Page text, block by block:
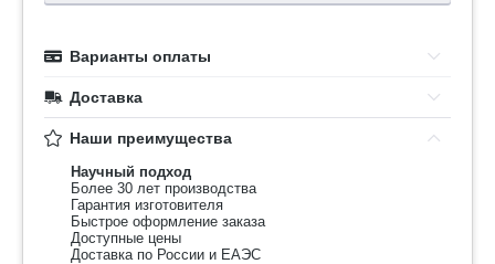
Варианты оплаты
Доставка
Наши преимущества
Научный подход
Более 30 лет производства
Гарантия изготовителя
Быстрое оформление заказа
Доступные цены
Доставка по России и ЕАЭС